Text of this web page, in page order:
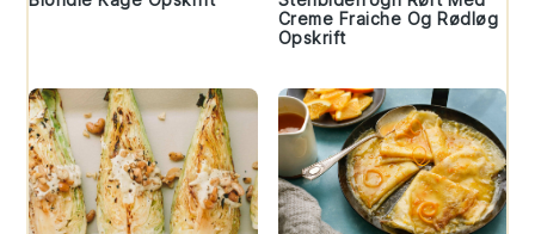
Creme Fraiche Og Rødløg
Opskrift